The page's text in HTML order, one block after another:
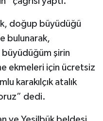
doğup büyüdüğü
bulunarak,
şirin
ekmeleri için ücretsiz
karakılçık atalık
dedi.